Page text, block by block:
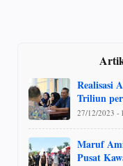
Realisasi
Triliun per
27/12/2023 -
Maruf
Pusat